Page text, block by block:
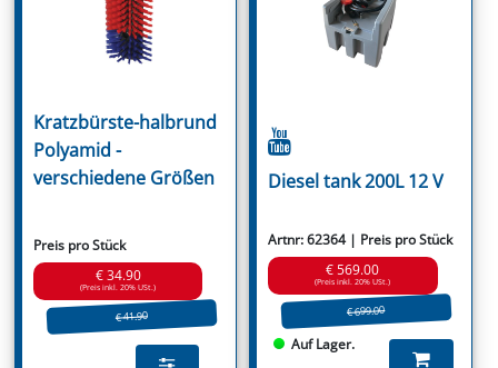
Kratzbürste-halbrund
Polyamid -
verschiedene Größen
Preis pro Stück
€ 34.90
(Preis inkl. 20% USt.)
€ 41.90
Diesel tank 200L 12 V
Artnr: 62364 | Preis pro Stück
€ 569.00
(Preis inkl. 20% USt.)
€ 699.00
Auf Lager.